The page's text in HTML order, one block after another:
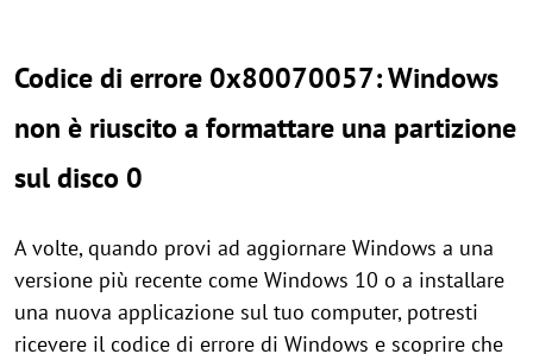
Codice di errore 0x80070057: Windows
non è riuscito a formattare una partizione
sul disco 0
A volte, quando provi ad aggiornare Windows a una
versione più recente come Windows 10 o a installare
una nuova applicazione sul tuo computer, potresti
ricevere il codice di errore di Windows e scoprire che